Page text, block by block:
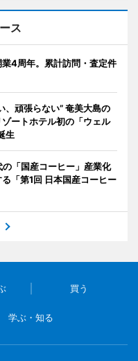
ス
4周年。累計訪問・査定件
、頑張らない” 奄美大島の
ートホテル初の「ウェル
生
「国産コーヒー」産業化
「第1回 日本国産コーヒー
買う
学ぶ・知る